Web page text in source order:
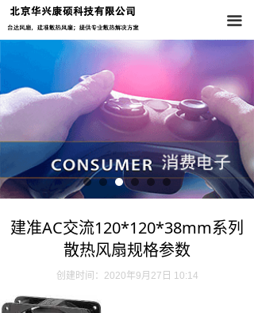
끀
首页
关于我们
产品中心
新闻资讯
联系我们
建准AC交流120*120*38mm系列
散热风扇规格参数
创建时间： 2020年9月27日 10:14